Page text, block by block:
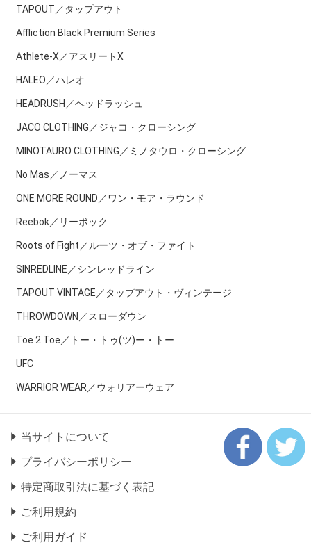
TAPOUT／タップアウト
Affliction Black Premium Series
Athlete-X／アスリートX
HALEO／ハレオ
HEADRUSH／ヘッドラッシュ
JACO CLOTHING／ジャコ・クローシング
MINOTAURO CLOTHING／ミノタウロ・クローシング
No Mas／ノーマス
ONE MORE ROUND／ワン・モア・ラウンド
Reebok／リーボック
Roots of Fight／ルーツ・オブ・ファイト
SINREDLINE／シンレッドライン
TAPOUT VINTAGE／タップアウト・ヴィンテージ
THROWDOWN／スローダウン
Toe 2 Toe／トー・トゥ(ツ)ー・トー
UFC
WARRIOR WEAR／ウォリアーウェア
当サイトについて
プライバシーポリシー
特定商取引法に基づく表記
ご利用規約
ご利用ガイド